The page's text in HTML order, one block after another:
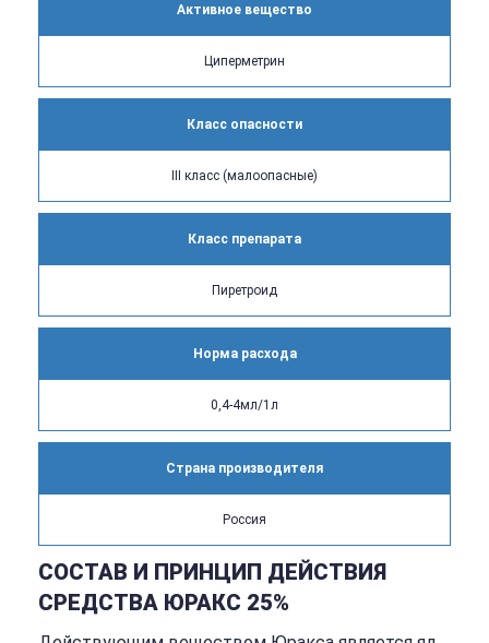
Активное вещество
Циперметрин
Класс опасности
III класс (малоопасные)
Класс препарата
Пиретроид
Норма расхода
0,4-4мл/1л
Страна производителя
Россия
СОСТАВ И ПРИНЦИП ДЕЙСТВИЯ
СРЕДСТВА ЮРАКС 25%